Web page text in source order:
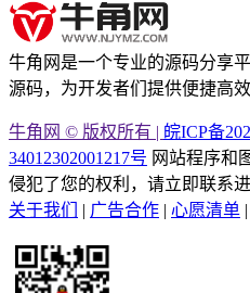
牛角网是一个专业的源码分享
源码，为开发者们提供便捷高
牛角网 © 版权所有 | 皖ICP备
34012302001217号 网站程序和
侵犯了您的权利，请立即联系
关于我们
| 广告合作 | 心愿清单 |